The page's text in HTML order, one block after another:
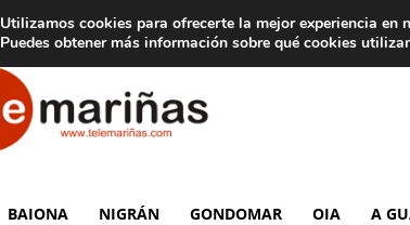
Aviso legal Tarifas de publicidad
Telemariñas
BAIONA NIGRÁN GONDOMAR OIA A
Utilizamos cookies para ofrecerte la mejor experiencia en
Puedes obtener más información sobre qué cookies